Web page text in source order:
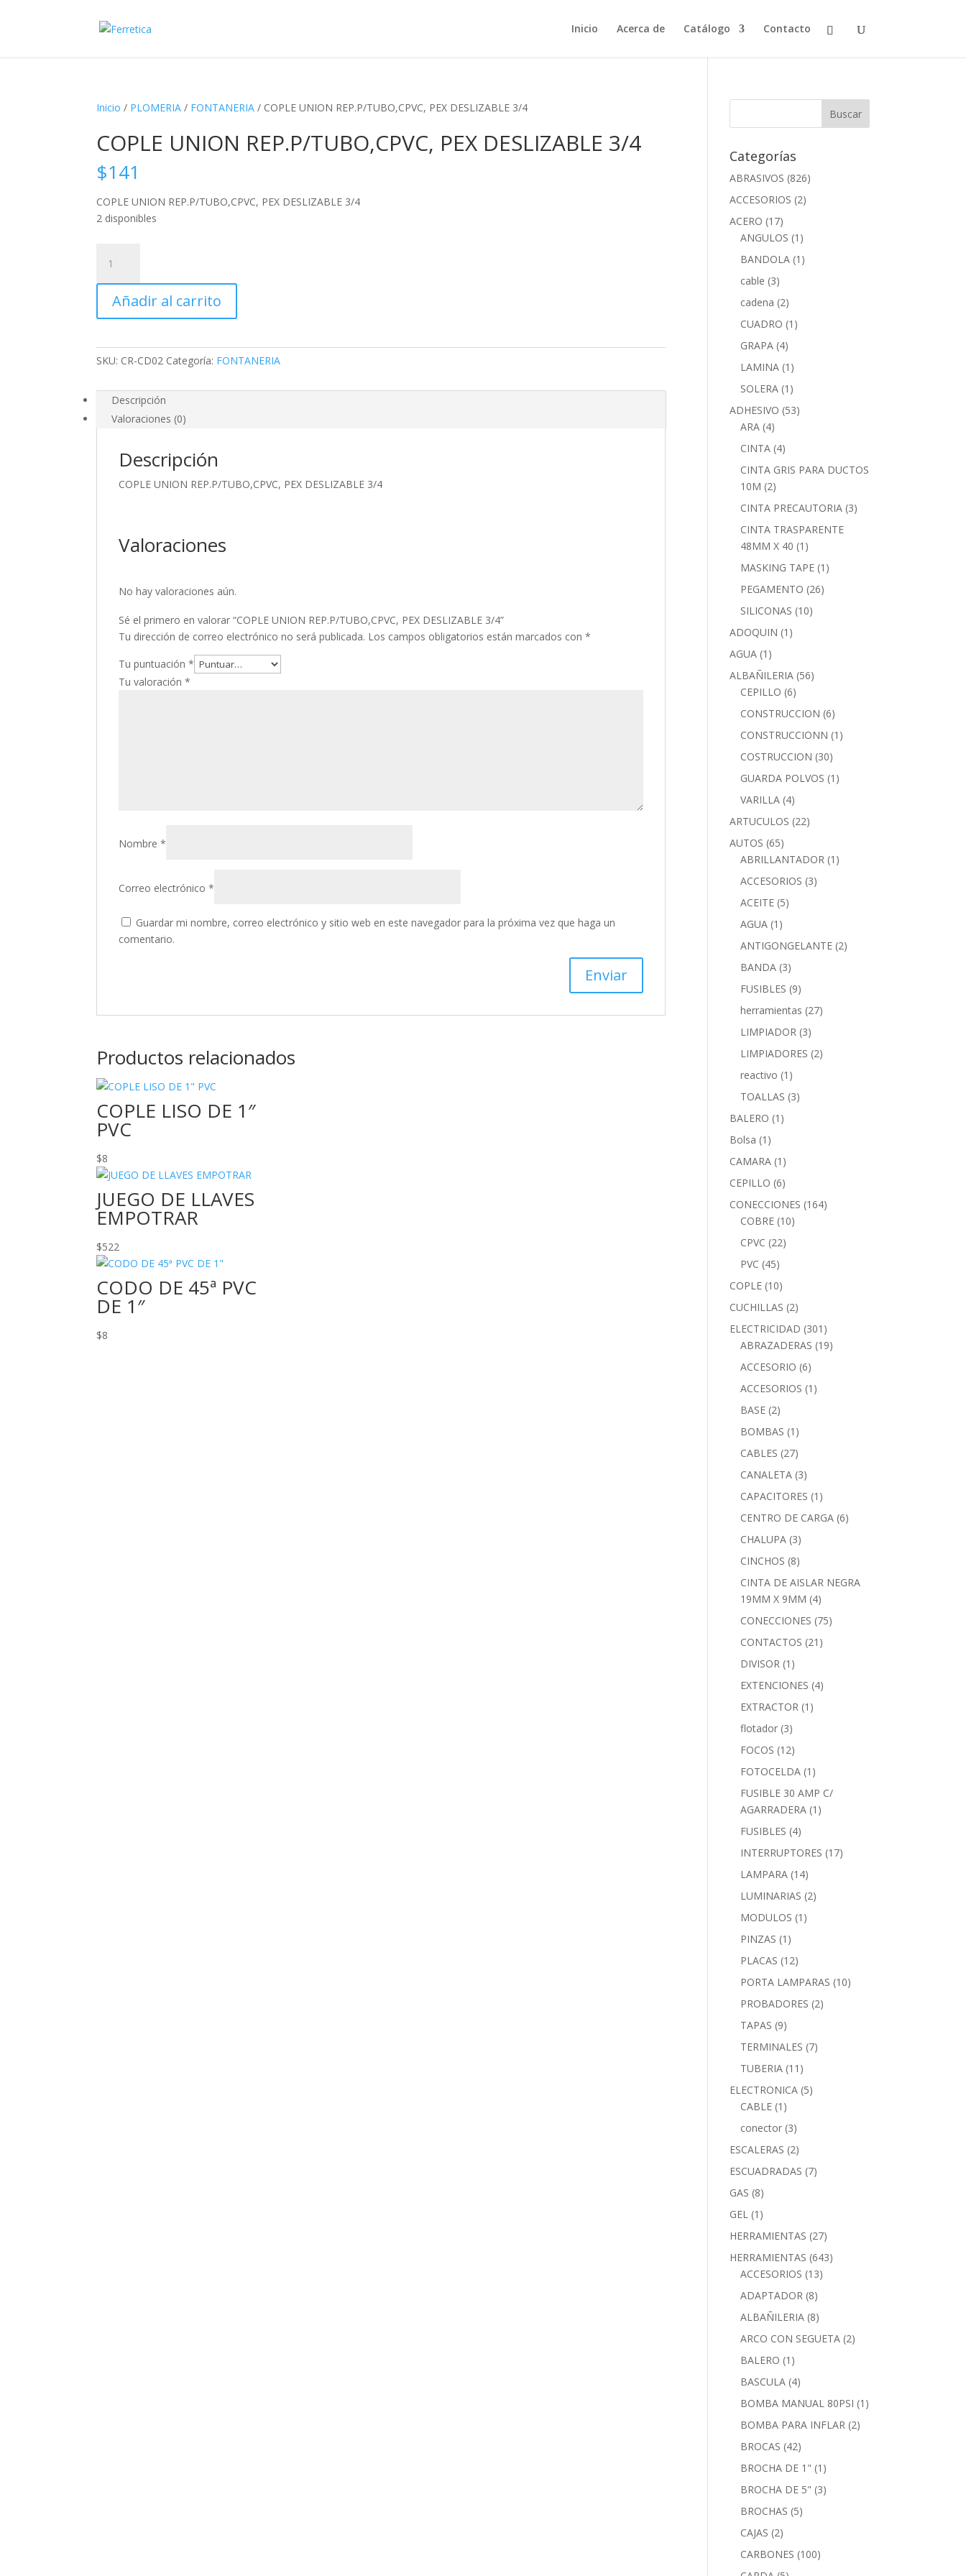
Inicio Acerca de Catálogo Contacto
Inicio / PLOMERIA / FONTANERIA / COPLE UNION REP.P/TUBO,CPVC, PEX DESLIZABLE 3/4
COPLE UNION REP.P/TUBO,CPVC, PEX DESLIZABLE 3/4
$141
COPLE UNION REP.P/TUBO,CPVC, PEX DESLIZABLE 3/4
2 disponibles
UNION
REP.P/TUBO,CPVC,
PEX
DESLIZABLE
cantidad
Añadir al carrito
SKU: CR-CD02 Categoría: FONTANERIA
Descripción
Valoraciones (0)
Descripción
COPLE UNION REP.P/TUBO,CPVC, PEX DESLIZABLE 3/4
Valoraciones
No hay valoraciones aún.
Sé el primero en valorar “COPLE UNION REP.P/TUBO,CPVC, PEX DESLIZABLE 3/4”
Tu dirección de correo electrónico no será publicada. Los campos obligatorios están marcados con*
Tu puntuación*
Tu valoración*
Nombre*
Correo electrónico*
Guardar mi nombre, correo electrónico y sitio web en este navegador para la próxima vez que haga un
comentario.
Productos relacionados
COPLE LISO DE 1″
PVC
$8
JUEGO DE LLAVES
EMPOTRAR
$522
CODO DE 45ª PVC
DE 1″
$8
Categorías
ABRASIVOS (826)
ACCESORIOS (2)
ACERO (17)
ANGULOS (1)
BANDOLA (1)
cable (3)
cadena (2)
CUADRO (1)
GRAPA (4)
LAMINA (1)
SOLERA (1)
ADHESIVO (53)
ARA (4)
CINTA (4)
CINTA GRIS PARA DUCTOS
10M (2)
CINTA PRECAUTORIA (3)
CINTA TRASPARENTE
48MM X 40 (1)
MASKING TAPE (1)
PEGAMENTO (26)
SILICONAS (10)
ADOQUIN (1)
AGUA (1)
ALBAÑILERIA (56)
CEPILLO (6)
CONSTRUCCION (6)
CONSTRUCCIONN (1)
COSTRUCCION (30)
GUARDA POLVOS (1)
VARILLA (4)
ARTUCULOS (22)
AUTOS (65)
ABRILLANTADOR (1)
ACCESORIOS (3)
ACEITE (5)
AGUA (1)
ANTIGONGELANTE (2)
BANDA (3)
FUSIBLES (9)
herramientas (27)
LIMPIADOR (3)
LIMPIADORES (2)
reactivo (1)
TOALLAS (3)
BALERO (1)
Bolsa (1)
CAMARA (1)
CEPILLO (6)
CONECCIONES (164)
COBRE (10)
CPVC (22)
PVC (45)
COPLE (10)
CUCHILLAS (2)
ELECTRICIDAD (301)
ABRAZADERAS (19)
ACCESORIO (6)
ACCESORIOS (1)
BASE (2)
BOMBAS (1)
CABLES (27)
CANALETA (3)
CAPACITORES (1)
CENTRO DE CARGA (6)
CHALUPA (3)
CINCHOS (8)
CINTA DE AISLAR NEGRA
19MM X 9MM (4)
CONECCIONES (75)
CONTACTOS (21)
DIVISOR (1)
EXTENCIONES (4)
EXTRACTOR (1)
flotador (3)
FOCOS (12)
FOTOCELDA (1)
FUSIBLE 30 AMP C/
AGARRADERA (1)
FUSIBLES (4)
INTERRUPTORES (17)
LAMPARA (14)
LUMINARIAS (2)
MODULOS (1)
PINZAS (1)
PLACAS (12)
PORTA LAMPARAS (10)
PROBADORES (2)
TAPAS (9)
TERMINALES (7)
TUBERIA (11)
ELECTRONICA (5)
CABLE (1)
conector (3)
ESCALERAS (2)
ESCUADRADAS (7)
GAS (8)
GEL (1)
HERRAMIENTAS (27)
HERRAMIENTAS (643)
ACCESORIOS (13)
ADAPTADOR (8)
ALBAÑILERIA (8)
ARCO CON SEGUETA (2)
BALERO (1)
BASCULA (4)
BOMBA MANUAL 80PSI (1)
BOMBA PARA INFLAR (2)
BROCAS (42)
BROCHA DE 1" (1)
BROCHA DE 5" (3)
BROCHAS (5)
CAJAS (2)
CARBONES (100)